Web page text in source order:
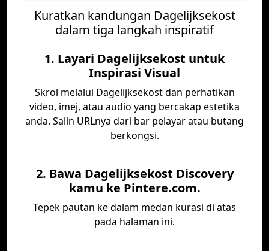
Kuratkan kandungan Dagelijksekost
dalam tiga langkah inspiratif
1. Layari Dagelijksekost untuk
Inspirasi Visual
Skrol melalui Dagelijksekost dan perhatikan
video, imej, atau audio yang bercakap estetika
anda. Salin URLnya dari bar pelayar atau butang
berkongsi.
2. Bawa Dagelijksekost Discovery
kamu ke Pintere.com.
Tepek pautan ke dalam medan kurasi di atas
pada halaman ini.